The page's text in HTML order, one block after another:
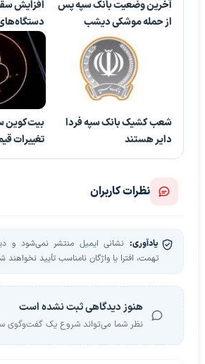
آخرین وضعیت بانک سپه پس
از حمله موشکی دیشب
افزایش
شعب کشیک بانک سپه فردا
دایر هستند
بیت‌کوین
تغییرات
نظرات کاربران
یادآوری: نشانی ایمیل منتشر نمی‌شود و
تهمت، افترا یا واژگان نامناسب تأیید نخواهند
هنوز دیدگاهی ثبت نشده است
نظر شما می‌تواند شروع یک گفت‌وگوی